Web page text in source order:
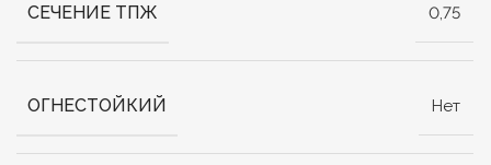
СЕЧЕНИЕ ТПЖ 0,75
ОГНЕСТОЙКИЙ Нет